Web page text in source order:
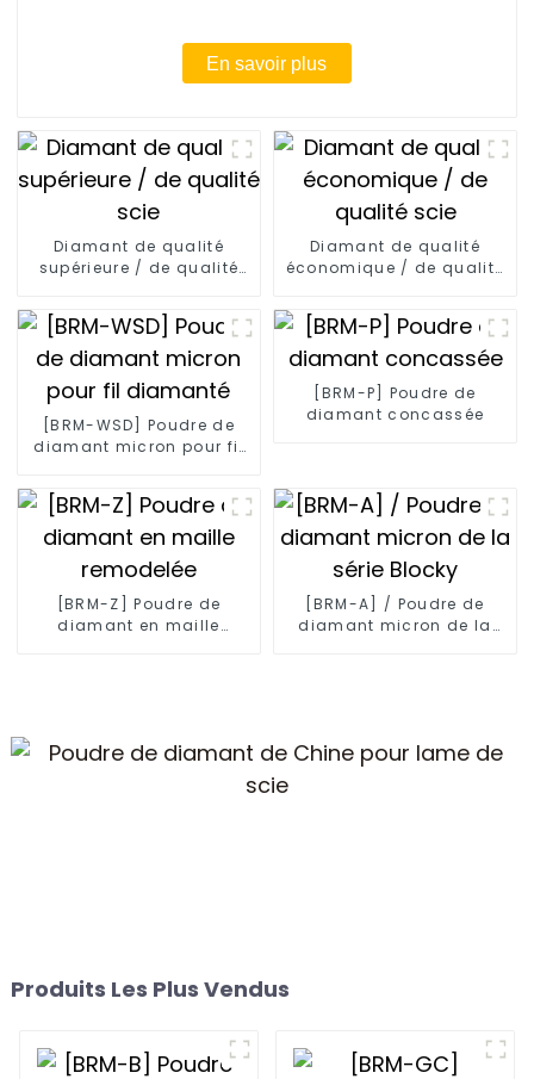
En savoir plus
Diamant de qualité
supérieure / de qualité
Diamant de qualité
économique / de qualité
[BRM-WSD] Poudre de
diamant micron pour fil
[BRM-P] Poudre de
diamant concassée
[BRM-Z] Poudre de
diamant en maille
[BRM-A] / Poudre de
diamant micron de la
Produits Les Plus Vendus